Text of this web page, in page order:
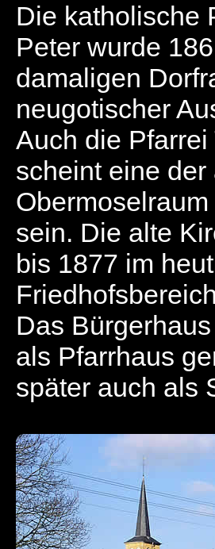
Die katholische
Peter wurde
damaligen
neugotischer
Auch die Pfarrei
scheint eine der
sein. Die alte
bis 1877 im
Das
als Pfarrhaus
später auch als